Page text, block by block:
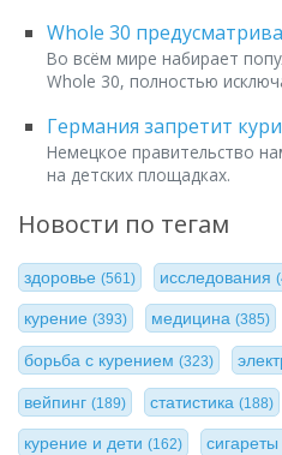
Whole 30
Во всём мире набирает
Whole 30, полностью
Германия запретит
Немецкое правительство
на детских площадках.
Новости по тегам
здоровье (561) исследования
курение (393) медицина(385)
борьба с курением (323)
вейпинг (189) статистика(188)
курение и дети (162)